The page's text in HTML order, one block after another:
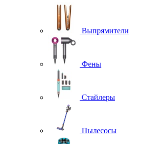
Выпрямители
Фены
Стайлеры
Пылесосы